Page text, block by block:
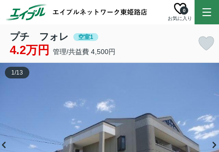
お気に入り
0
プチ フォレ 空室1
4.2万円 管理/共益費 4,500円
1/13